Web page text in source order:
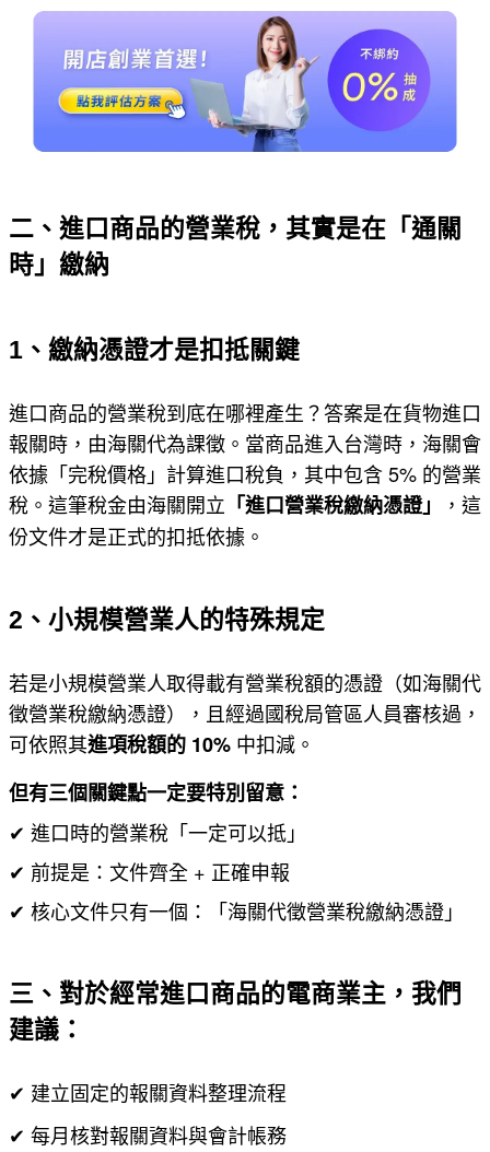
二、進口商品的營業稅，其實是在「通關
時」繳納
1、繳納憑證才是扣抵關鍵
進口商品的營業稅到底在哪裡產生？答案是在貨物進口
報關時，由海關代為課徵。當商品進入台灣時，海關會
依據「完稅價格」計算進口稅負，其中包含 5% 的營業
稅。這筆稅金由海關開立 「進口營業稅繳納憑證」
，這
份文件才是正式的扣抵依據。
2、小規模營業人的特殊規定
若是小規模營業人取得載有營業稅額的憑證（如海關代
徵營業稅繳納憑證），且經過國稅局管區人員審核過，
可依照其進項稅額的 10% 中扣減。
但有三個關鍵點一定要特別留意：
✔ 進口時的營業稅「一定可以抵」
✔ 前提是：文件齊全 + 正確申報
✔ 核心文件只有一個：「海關代徵營業稅繳納憑證」
三、對於經常進口商品的電商業主，我們
建議：
✔ 建立固定的報關資料整理流程
✔ 每月核對報關資料與會計帳務